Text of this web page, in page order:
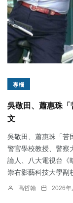
專欄
吳敬田、蕭惠珠
文
吳敬田、蕭惠珠「苦
警官學校教授、警察
論人、八大電視台《
崇右影藝科技大學副
高哲翰 2026年